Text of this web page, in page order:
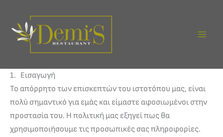
περιεχόμενο
1. Εισαγωγή
Το απόρρητο των επισκεπτών του ιστοτόπου μας, είναι
πολύ σημαντικό για εμάς και είμαστε αφοσιωμένοι στην
προστασία του. Η πολιτική μας εξηγεί πως θα
χρησιμοποιήσουμε τις προσωπικές σας πληροφορίες.